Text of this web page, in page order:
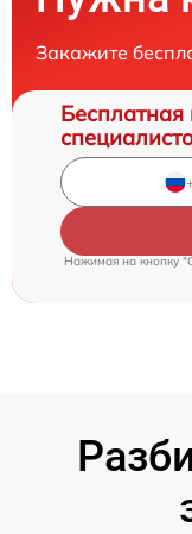
Закажите
Бесплатная
Нажимая на кнопку